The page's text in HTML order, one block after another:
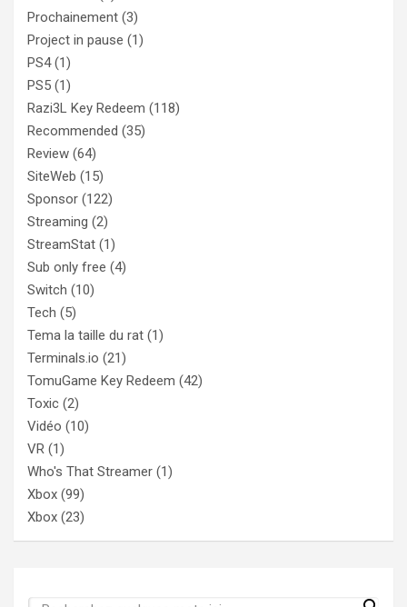
Prochainement (3)
Project in pause (1)
PS4(1)
PS5 (1)
Razi3L Key Redeem (118)
Recommended (35)
Review (64)
SiteWeb (15)
Sponsor (122)
Streaming (2)
StreamStat (1)
Sub only free (4)
Switch (10)
Tech (5)
Tema la taille du rat (1)
Terminals.io (21)
TomuGame Key Redeem (42)
Toxic (2)
Vidéo (10)
VR (1)
Who's That Streamer (1)
Xbox (99)
Xbox (23)